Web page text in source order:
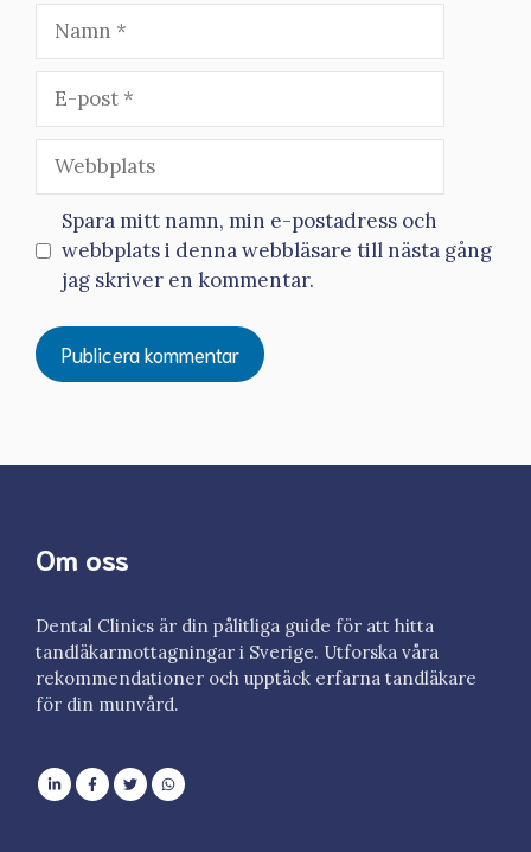
post
Webbplats
Spara mitt namn, min e-postadress och
webbplats i denna webbläsare till nästa gång
jag skriver en kommentar.
Om oss
Dental Clinics är din pålitliga guide för att hitta
tandläkarmottagningar i Sverige. Utforska våra
rekommendationer och upptäck erfarna tandläkare
för din munvård.